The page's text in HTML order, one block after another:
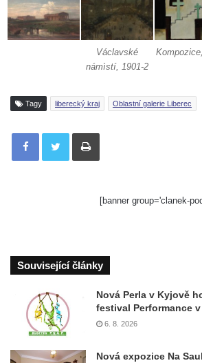
Václavské
námìstí, 1901-2
Tagy liberecký kraj Oblastní galerie Liberec
Tisknout
[banner group='clanek-
Související články
Nová Perla v Kyjově
festival Performance
6. 8. 2026
Nová expozice Na